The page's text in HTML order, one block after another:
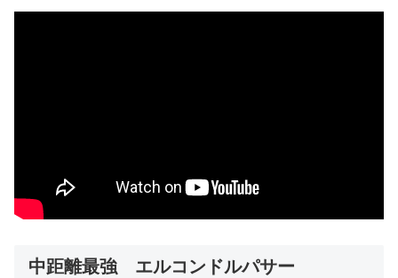
中距離最強 エルコンドルパサー